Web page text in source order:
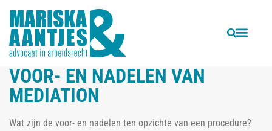
VORIGE VOLGENDE
VOOR- EN NADELEN VAN
MEDIATION
Wat zijn de voor- en nadelen ten opzichte van een procedure?